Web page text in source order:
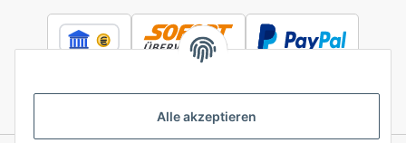
Alle akzeptieren